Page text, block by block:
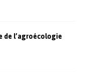
de l’agroécologie